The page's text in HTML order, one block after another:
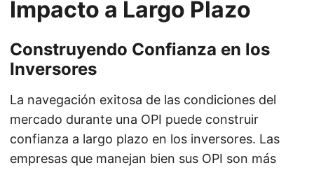
Impacto a Largo Plazo
Construyendo Confianza en los
Inversores
La navegación exitosa de las condiciones del
mercado durante una OPI puede construir
confianza a largo plazo en los inversores. Las
empresas que manejan bien sus OPI son más